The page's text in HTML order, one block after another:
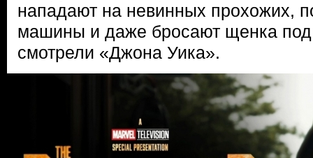
нападают на невинных прохожих,
машины и даже бросают щенка под
смотрели «Джона Уика».